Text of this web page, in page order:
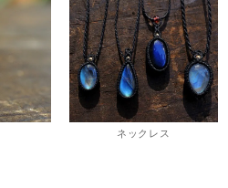
ネックレス